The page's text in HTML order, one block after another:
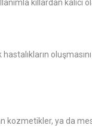
kıllardan kalıcı
kozmetikler, ya da